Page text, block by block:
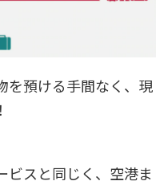
を預ける手間なく、現
ビスと同じく、空港ま